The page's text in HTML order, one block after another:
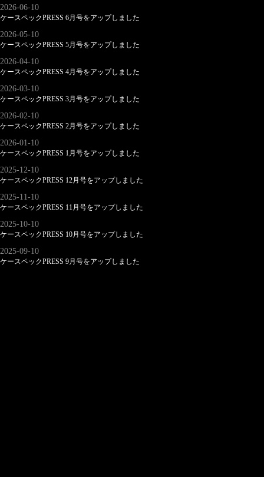
2026-06-10
ケースペックPRESS 6月号をアップしました
2026-05-10
ケースペックPRESS 5月号をアップしました
2026-04-10
ケースペックPRESS 4月号をアップしました
2026-03-10
ケースペックPRESS 3月号をアップしました
2026-02-10
ケースペックPRESS 2月号をアップしました
2026-01-10
ケースペックPRESS 1月号をアップしました
2025-12-10
ケースペックPRESS 12月号をアップしました
2025-11-10
ケースペックPRESS 11月号をアップしました
2025-10-10
ケースペックPRESS 10月号をアップしました
2025-09-10
ケースペックPRESS 9月号をアップしました